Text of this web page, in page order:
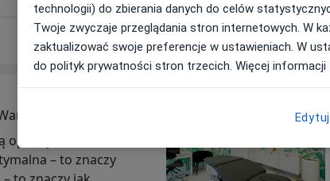
Usługi Specjaliści Adresy Opinie
– to znaczy
technologii) do zbierania danych do celów
Twoje zwyczaje przeglądania stron internetowych. W
zaktualizować swoje preferencje w ustawieniach. W
do polityk prywatności stron trzecich. Więcej informacji